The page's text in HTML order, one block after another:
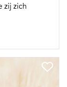
zij zich